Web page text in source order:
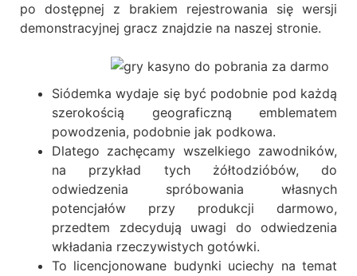
po dostępnej z brakiem rejestrowania się wersji
demonstracyjnej gracz znajdzie na naszej stronie.
Siódemka wydaje się być podobnie pod każdą
szerokością geograficzną emblematem
powodzenia, podobnie jak podkowa.
Dlatego zachęcamy wszelkiego zawodników,
na przykład tych żółtodzióbów, do
odwiedzenia spróbowania własnych
potencjałów przy produkcji darmowo,
przedtem zdecydują uwagi do odwiedzenia
wkładania rzeczywistych gotówki.
To licencjonowane budynki uciechy na temat